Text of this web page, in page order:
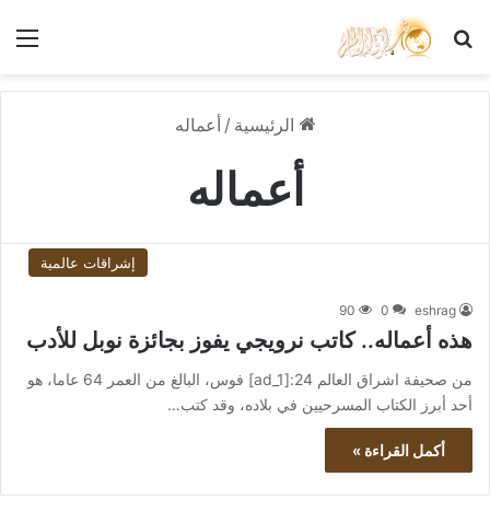
بحث عن
الرئيسية / أعماله
أعماله
إشراقات عالمية
eshrag
0
90
هذه أعماله.. كاتب نرويجي يفوز بجائزة نوبل للأدب
من صحيفة اشراق العالم 24:[ad_1] فوس، البالغ من العمر 64 عاما، هو
أحد أبرز الكتاب المسرحيين في بلاده، وقد كتب…
أكمل القراءة »